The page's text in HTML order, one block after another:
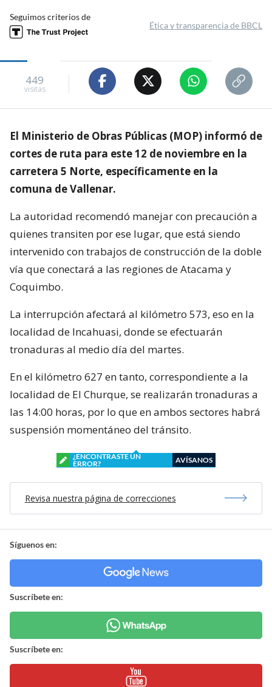
Seguimos criterios de
Ética y transparencia de BBCL
449
visitas
El Ministerio de Obras Públicas (MOP) informó de
cortes de ruta para este 12 de noviembre en la
carretera 5 Norte, específicamente en la
comuna de Vallenar.
La autoridad recomendó manejar con precaución a
quienes transiten por ese lugar, que está siendo
intervenido con trabajos de construcción de la doble
vía que conectará a las regiones de Atacama y
Coquimbo.
La interrupción afectará al kilómetro 573, eso en la
localidad de Incahuasi, donde se efectuarán
tronaduras al medio día del martes.
En el kilómetro 627 en tanto, correspondiente a la
localidad de El Churque, se realizarán tronaduras a
las 14:00 horas, por lo que en ambos sectores habrá
suspensión momentáneo del tránsito.
¿ENCONTRASTE UN
ERROR?
AVÍSANOS
Revisa nuestra página de correcciones
Síguenos en:
Suscríbete en:
Suscríbete en: